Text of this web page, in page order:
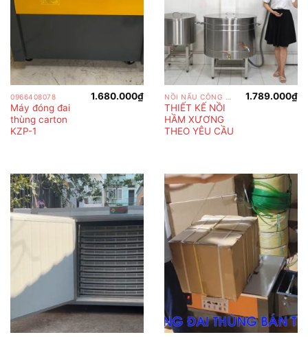
0966408078
Máy đóng đai
thùng carton
KZP-1
1.680.000₫
THIẾT KẾ NỒI
HẦM XƯƠNG
THEO YÊU CẦU
1.789.000₫